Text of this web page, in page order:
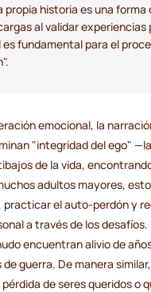
propia historia es una forma
al validar experiencias
fundamental para el
emocional, la
"integridad del ego"
de la vida,
adultos mayores,
practicar el auto-perdón y
a través de los desafíos.
encuentran alivio de
guerra. De manera
de seres queridos o